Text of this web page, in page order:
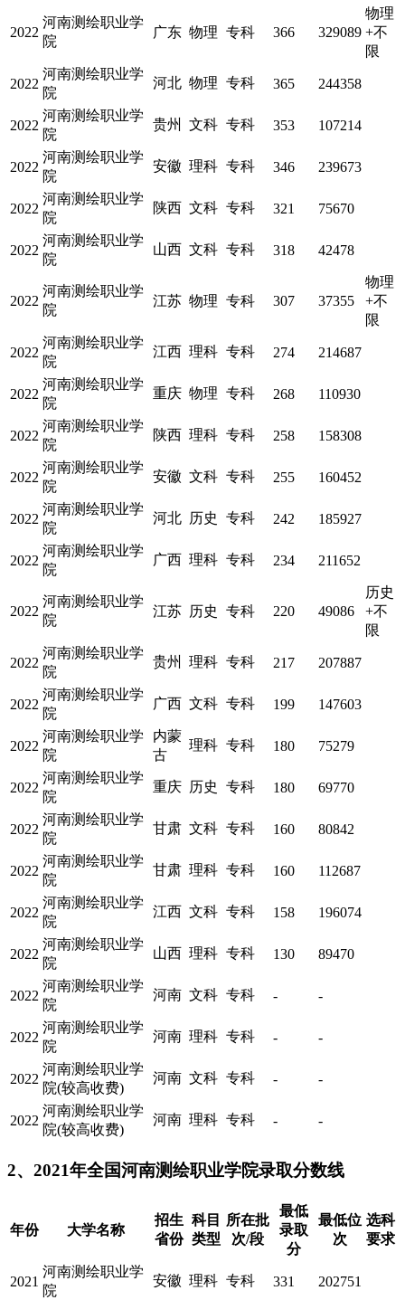
2022
河南测绘职业学
院
广东 物理 专科 366 329089
物理
+不
限
2022
河南测绘职业学
院
河北 物理 专科 365 244358
2022
河南测绘职业学
院
贵州 文科 专科 353 107214
2022
河南测绘职业学
院
安徽 理科 专科 346 239673
2022
河南测绘职业学
院
陕西 文科 专科 321 75670
2022
河南测绘职业学
院
山西 文科 专科 318 42478
2022
河南测绘职业学
院
江苏 物理 专科 307 37355
物理
+不
限
2022
河南测绘职业学
院
江西 理科 专科 274 214687
2022
河南测绘职业学
院
重庆 物理 专科 268 110930
2022
河南测绘职业学
院
陕西 理科 专科 258 158308
2022
河南测绘职业学
院
安徽 文科 专科 255 160452
2022
河南测绘职业学
院
河北 历史 专科 242 185927
2022
河南测绘职业学
院
广西 理科 专科 234 211652
2022
河南测绘职业学
院
江苏 历史 专科 220 49086
历史
+不
限
2022
河南测绘职业学
院
贵州 理科 专科 217 207887
2022
河南测绘职业学
院
广西 文科 专科 199 147603
2022
河南测绘职业学
院
内蒙
古
理科 专科 180 75279
2022
河南测绘职业学
院
重庆 历史 专科 180 69770
2022
河南测绘职业学
院
甘肃 文科 专科 160 80842
2022
河南测绘职业学
院
甘肃 理科 专科 160 112687
2022
河南测绘职业学
院
江西 文科 专科 158 196074
2022
河南测绘职业学
院
山西 理科 专科 130 89470
2022
河南测绘职业学
院
河南 文科 专科 - -
2022
河南测绘职业学
院
河南 理科 专科 - -
2022
河南测绘职业学
院(较高收费)
河南 文科 专科 - -
2022
河南测绘职业学
院(较高收费)
河南 理科 专科 - -
2、2021年全国河南测绘职业学院录取分数线
年份 大学名称
招生
省份
科目
类型
所在批
次/段
最低
录取
分
最低位
次
选科
要求
2021
河南测绘职业学
院
安徽 理科 专科 331 202751